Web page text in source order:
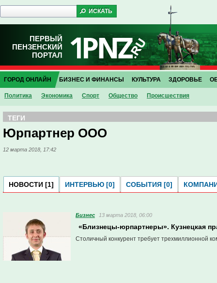
ПЕРВЫЙ
ПЕНЗЕНСКИЙ
ПОРТАЛ
ГОРОД ОНЛАЙН
Политика Экономика Спорт Общество Проиcшествия
БИЗНЕС И ФИНАНСЫ КУЛЬТУРА ЗДОРОВЬЕ
ТЕГИ
Юрпартнер ООО
12 марта 2018, 17:42
НОВОСТИ [1] ИНТЕРВЬЮ [0] СОБЫТИЯ [0]
Бизнес 13 марта 2018, 06:00
«Близнецы-юрпартнеры». Кузнецкая
Столичный конкурент требует трехмиллионной